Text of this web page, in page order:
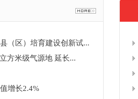
（区）培育建设创新试...
方米级气源地 延长...
增长2.4%